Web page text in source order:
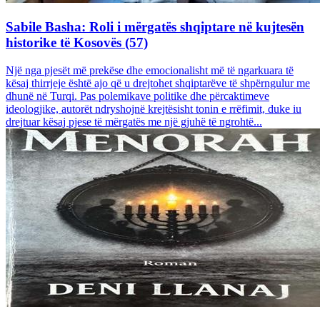
Sabile Basha: Roli i mërgatës shqiptare në kujtesën
historike të Kosovës (57)
Një nga pjesët më prekëse dhe emocionalisht më të ngarkuara të
kësaj thirrjeje është ajo që u drejtohet shqiptarëve të shpërngulur me
dhunë në Turqi. Pas polemikave politike dhe përcaktimeve
ideologjike, autorët ndryshojnë krejtësisht tonin e rrëfimit, duke iu
drejtuar kësaj pjese të mërgatës me një gjuhë të ngrohtë...